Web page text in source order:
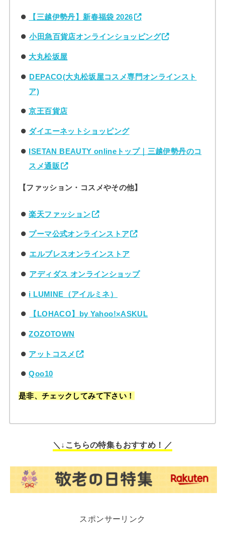
【三越伊勢丹】新春福袋 2026
小田急百貨店オンラインショッピング
大丸松坂屋
DEPACO(大丸松坂屋コスメ専門オンラインスト
ア)
京王百貨店
ダイエーネットショッピング
ISETAN BEAUTY onlineトップ｜三越伊勢丹のコ
スメ通販
【ファッション・コスメやその他】
楽天ファッション
プーマ公式オンラインストア
エルブレスオンラインストア
アディダス オンラインショップ
i LUMINE（アイルミネ）
【LOHACO】by Yahoo!×ASKUL
ZOZOTOWN
アットコスメ
Qoo10
是非、チェックしてみて下さい！
＼↓こちらの特集もおすすめ！／
スポンサーリンク